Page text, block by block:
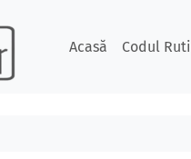
Acasă Codul